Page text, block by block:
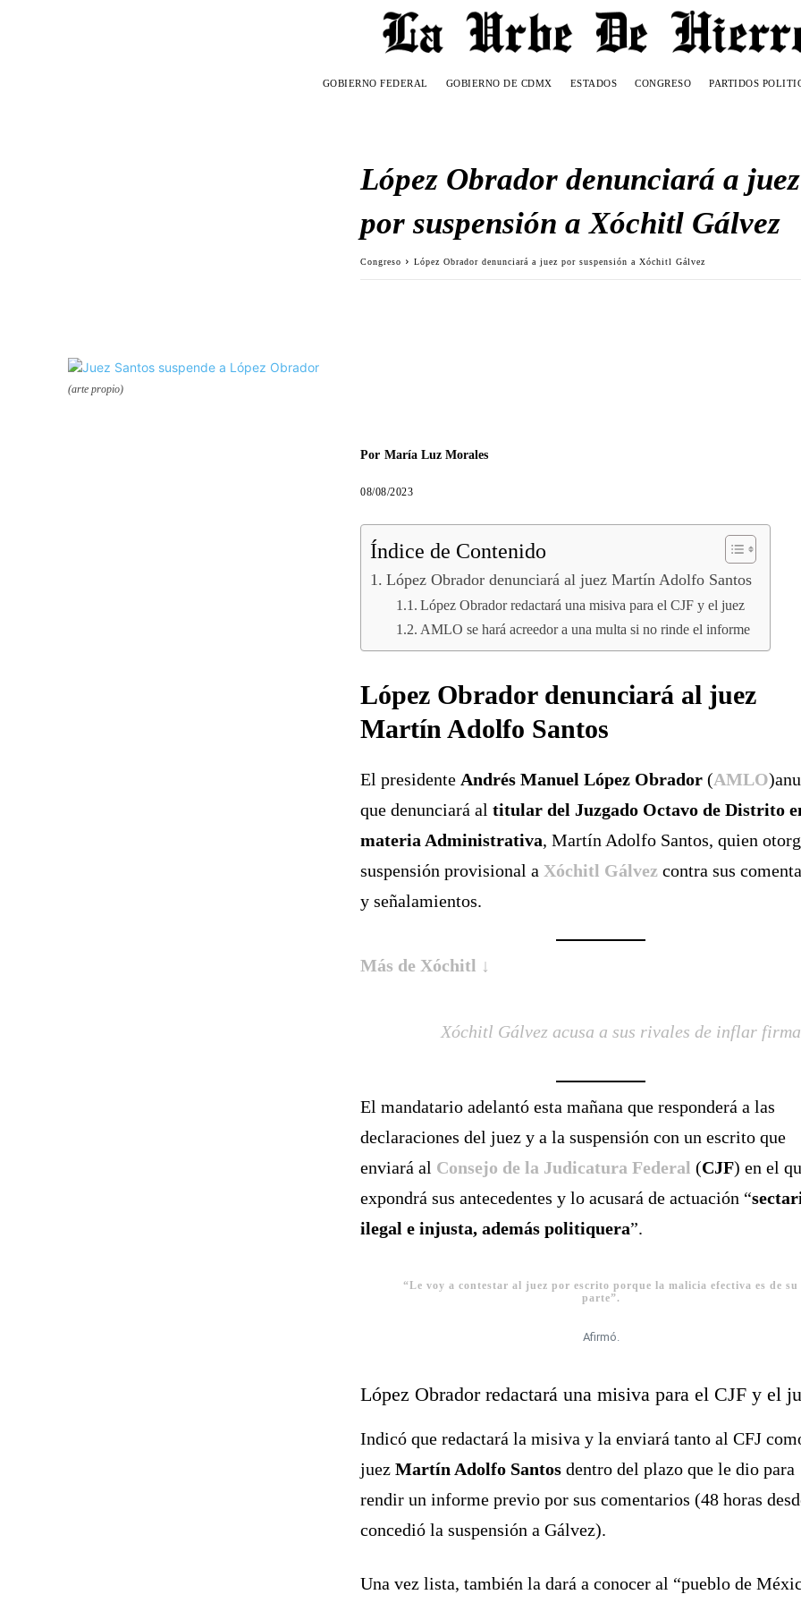
GOBIERNO FEDERAL GOBIERNO DE CDMX ESTADOS CONGRESO PARTIDOS
López Obrador denunciará a juez
por suspensión a Xóchitl Gálvez
Congreso López Obrador denunciará a juez por suspensión a Xóchitl Gálvez
(arte propio)
Por María Luz Morales
08/08/2023
Índice de Contenido
López Obrador denunciará al juez Martín Adolfo Santos
López Obrador redactará una misiva para el CJF y el juez
AMLO se hará acreedor a una multa si no rinde el informe
López Obrador denunciará al juez
Martín Adolfo Santos
El presidente Andrés Manuel López Obrador(AMLO
que denunciará altitular del Juzgado Octavo de Distrito
materia Administrativa, Martín Adolfo Santos, quien
suspensión provisional a Xóchitl Gálvezcontra sus
y señalamientos.
Más de Xóchitl ↓
Xóchitl Gálvez acusa a sus rivales de inflar
El mandatario adelantó esta mañana que responderá a las
declaraciones del juez y a la suspensión con un escrito que
enviará al Consejo de la Judicatura Federal (CJF) en el
expondrá sus antecedentes y lo acusará de actuación “
ilegal e injusta, además politiquera”.
“Le voy a contestar al juez por escrito porque la malicia efectiva es de su
parte”.
Afirmó.
López Obrador redactará una misiva para el CJF y el
Indicó que redactará la misiva y la enviará tanto al CFJ
juezMartín Adolfo Santos dentro del plazo que le dio para
rendir un informe previo por sus comentarios (48 horas
concedió la suspensión a Gálvez).
Una vez lista, también la dará a conocer al “pueblo de